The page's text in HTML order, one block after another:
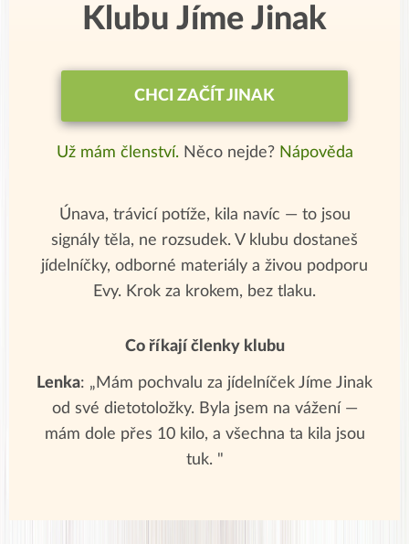
Klubu Jíme Jinak
CHCI ZAČÍT JINAK
Už mám členství. Něco nejde? Nápověda
Únava, trávicí potíže, kila navíc — to jsou
signály těla, ne rozsudek. V klubu dostaneš
jídelníčky, odborné materiály a živou podporu
Evy. Krok za krokem, bez tlaku.
Co říkají členky klubu
Lenka: „Mám pochvalu za jídelníček Jíme Jinak
od své dietotoložky. Byla jsem na vážení —
mám dole přes 10 kilo, a všechna ta kila jsou
tuk. "